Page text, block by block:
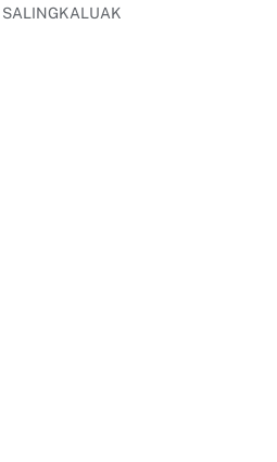
SALINGKALUAK